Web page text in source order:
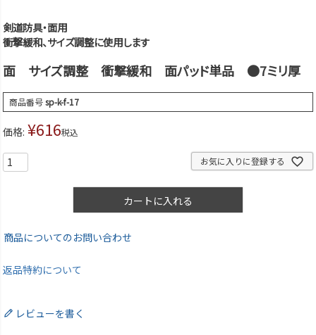
剣道防具・面用
衝撃緩和、サイズ調整に使用します
面 サイズ調整 衝撃緩和 面パッド単品 ●7ミリ厚
商品番号sp-k-f-17
価格: ¥616税込
お気に入りに登録する
カートに入れる
商品についてのお問い合わせ
返品特約について
レビューを書く